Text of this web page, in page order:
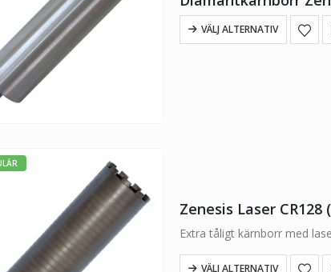
VÄLJ ALTERNATIV
Zenesis Laser CR128
Extra tåligt kärnborr med
VÄLJ ALTERNATIV